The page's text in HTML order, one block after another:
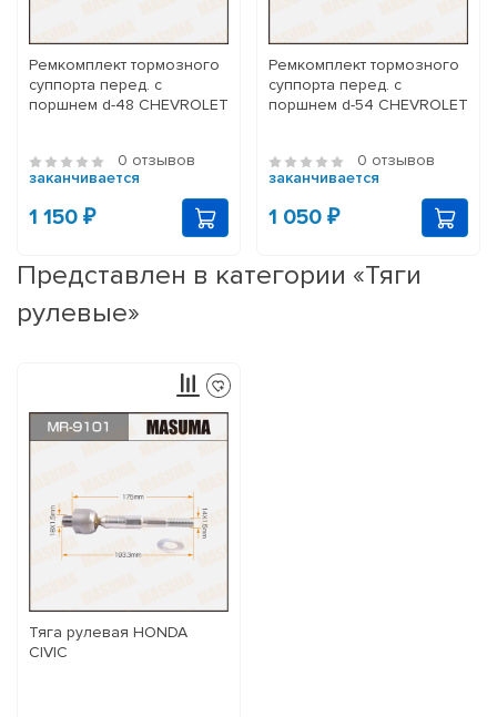
Ремкомплект тормозного
суппорта перед. с
поршнем d-48 CHEVROLET
0 отзывов
заканчивается
1 150 ₽
Ремкомплект тормозного
суппорта перед. с
поршнем d-54 CHEVROLET
0 отзывов
заканчивается
1 050 ₽
Представлен в категории «Тяги
рулевые»
Тяга рулевая HONDA
CIVIC